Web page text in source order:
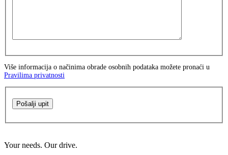
Više informacija o načinima obrade osobnih podataka možete pronaći u
Pravilima privatnosti
Pošalji upit
Your needs. Our drive.